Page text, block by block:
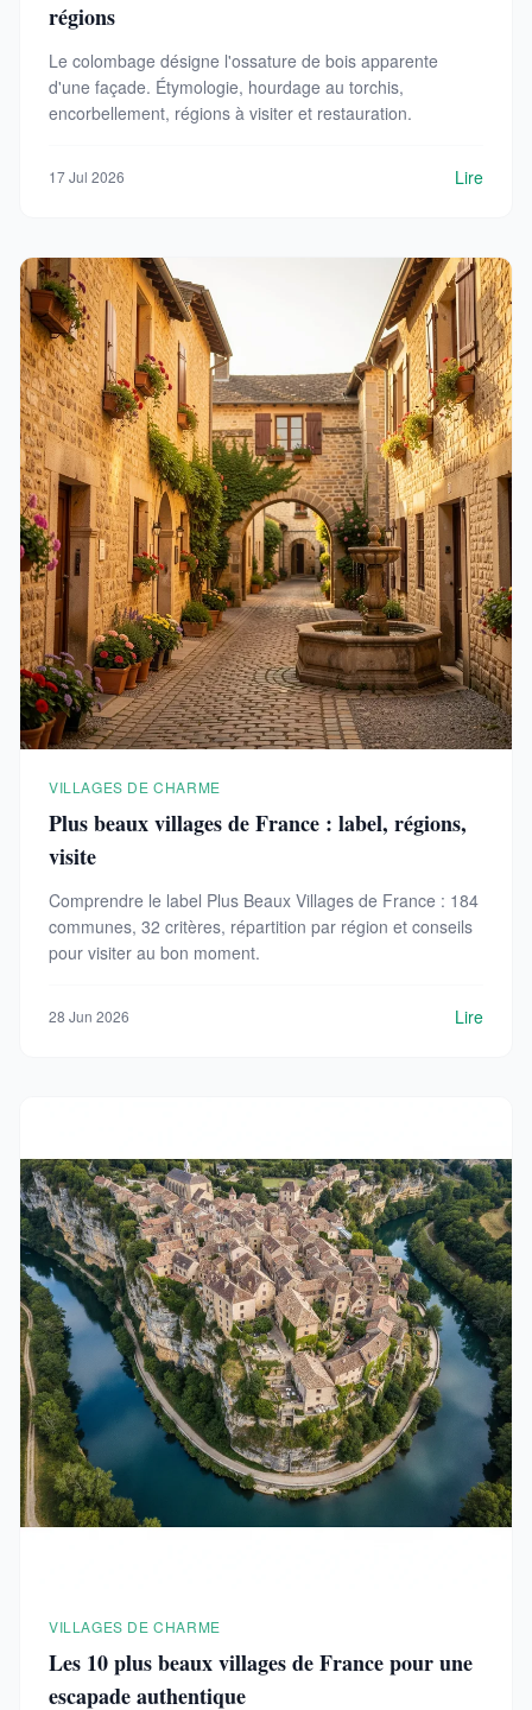
régions
Le colombage désigne l'ossature de bois apparente
d'une façade. Étymologie, hourdage au torchis,
encorbellement, régions à visiter et restauration.
17 Jul 2026 Lire
VILLAGES DE CHARME
Plus beaux villages de France : label, régions,
visite
Comprendre le label Plus Beaux Villages de France : 184
communes, 32 critères, répartition par région et conseils
pour visiter au bon moment.
28 Jun 2026 Lire
VILLAGES DE CHARME
Les 10 plus beaux villages de France pour une
escapade authentique